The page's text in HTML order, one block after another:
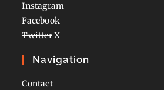
Instagram
Facebook
TwitterX
Navigation
Contact